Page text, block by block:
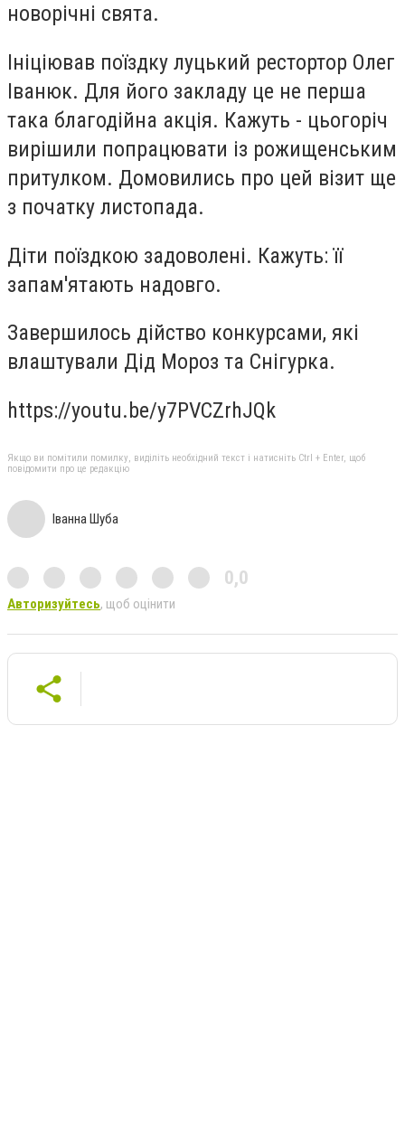
новорічні свята.
Ініціював поїздку луцький рестортор Олег
Іванюк. Для його закладу це не перша
така благодійна акція. Кажуть - цьогоріч
вирішили попрацювати із рожищенським
притулком. Домовились про цей візит ще
з початку листопада.
Діти поїздкою задоволені. Кажуть: її
запам'ятають надовго.
Завершилось дійство конкурсами, які
влаштували Дід Мороз та Снігурка.
https://youtu.be/y7PVCZrhJQk
Якщо ви помітили помилку, виділіть необхідний текст і натисніть Ctrl + Enter, щоб
повідомити про це редакцію
Іванна Шуба
0,0
Авторизуйтесь, щоб оцінити